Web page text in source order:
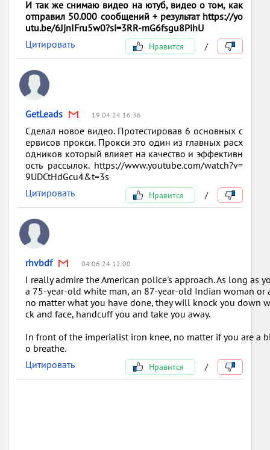
И так же снимаю видео на ютуб, видео о том, как
отправил 50.000 сообщений + результат https://yo
utu.be/6JjnIFru5w0?si=3RR-mG6fsgu8PihU
Цитировать
Нравится /
GetLeads 19.04.24 16:36
Сделал новое видео. Протестировав 6 основных с
ервисов прокси. Прокси это один из главных расх
одников который влияет на качество и эффективн
ость рассылок. https://www.youtube.com/watch?v=
9UDCtHdGcu4&t=3s
Цитировать
Нравится /
rhvbdf 04.06.24 12:00
I really admire the American police's approach. As long as
a 75-year-old white man, an 87-year-old Indian woman or
no matter what you have done, they will knock you down
ck and face, handcuff you and take you away.
In front of the imperialist iron knee, no matter if you are
o breathe.
Цитировать
Нравится /